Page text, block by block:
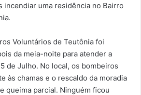
incendiar uma residência no Bairro
Voluntários de Teutônia foi
da meia-noite para atender a
de Julho. No local, os bombeiros
às chamas e o rescaldo da moradia
queima parcial. Ninguém ficou